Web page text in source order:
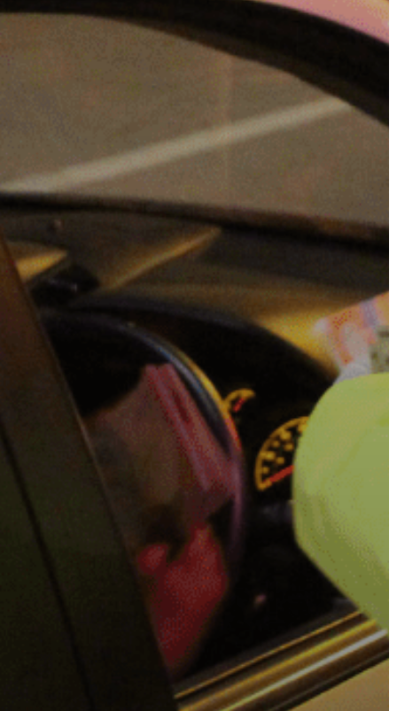
AZ
ÉPÜLŐ
VÁROS
FEJLESZTÉSEK
KÖRNYEZETVÉDELEM
TELEPÜLÉSRENDEZÉS